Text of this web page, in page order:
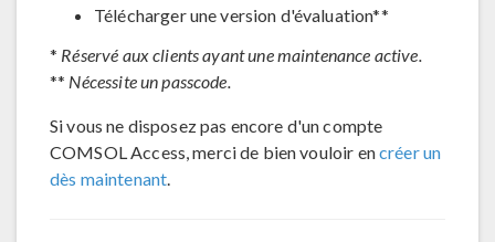
Télécharger une version d'évaluation**
* Réservé aux clients ayant une maintenance active.
** Nécessite un passcode.
Si vous ne disposez pas encore d'un compte
COMSOL Access, merci de bien vouloir encréer un
dès maintenant.